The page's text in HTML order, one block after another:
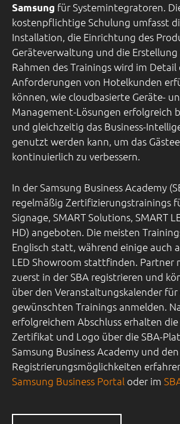
Samsung für Systemintegratoren.
kostenpflichtige Schulung umfasst
Installation, die Einrichtung des
Geräteverwaltung und die
Rahmen des Trainings wird im
Anforderungen von Hotelkunden
können, wie cloudbasierte Geräte-
Management-Lösungen erfolgreich
und gleichzeitig das Business-
genutzt werden kann, um das
kontinuierlich zu verbessern.
In der Samsung Business Academy
regelmäßig Zertifizierungstrainings
Signage, SMART Solutions, SMART
HD) angeboten. Die meisten
Englisch statt, während einige auch
LED Showroom stattfinden. Partner
zuerst in der SBA registrieren und
über den Veranstaltungskalender für
gewünschten Trainings anmelden.
erfolgreichem Abschluss erhalten
Zertifikat und Logo über die SBA-
Samsung Business Academy und den
Registrierungsmöglichkeiten
Samsung Business Portal oder im